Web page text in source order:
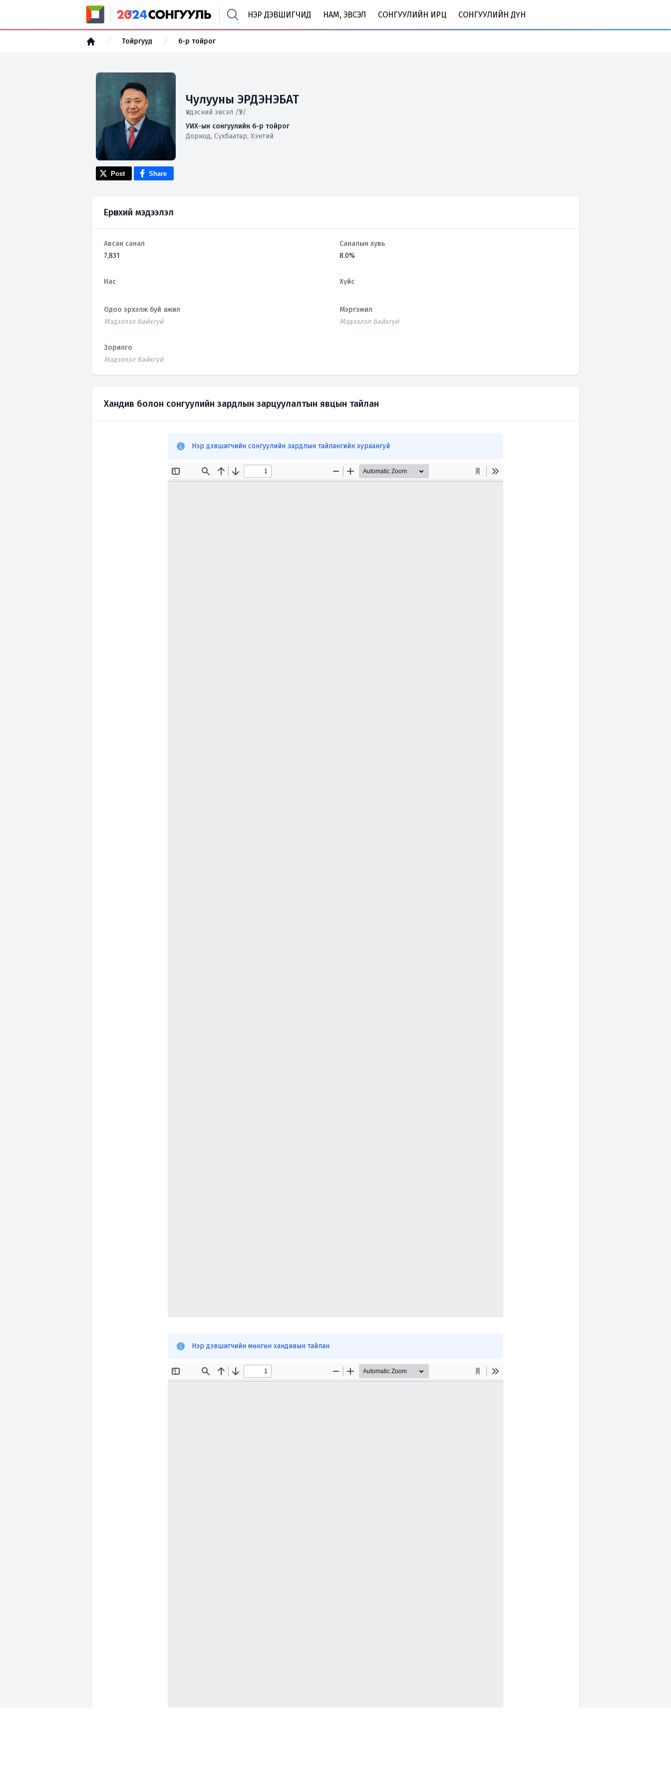
НЭР ДЭВШИГЧИД НАМ, ЭВСЭЛ СОНГУУЛИЙН ИРЦ СОНГУУЛИЙН ДҮН
Тойргууд 6-р тойрог
Чулууны ЭРДЭНЭБАТ
Үндэсний эвсэл /ҮЭ/
УИХ-ын сонгуулийн 6-р тойрог
Дорнод, Сүхбаатар, Хэнтий
Post Share
Ерөнхий мэдээлэл
Авсан санал
7,831
Саналын хувь
8.0%
Нас Хүйс
Одоо эрхэлж буй ажил
Мэдээлэл байхгүй
Мэргэжил
Мэдээлэл байхгүй
Зорилго
Мэдээлэл байхгүй
Хандив болон сонгуулийн зардлын зарцуулалтын явцын тайлан
Нэр дэвшигчийн сонгуулийн зардлын тайлангийн хураангуй
Нэр дэвшигчийн мөнгөн хандивын тайлан